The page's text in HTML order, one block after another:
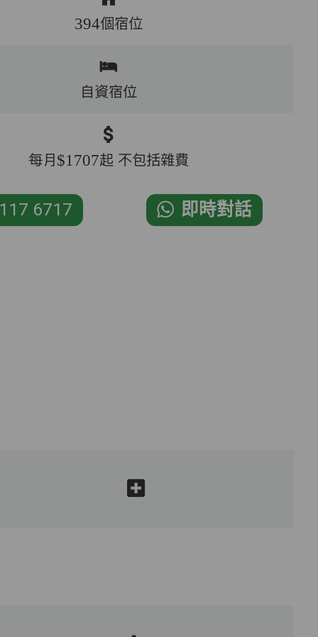
394個宿位
自資宿位
每月$1707起 不包括雜費
6717 即時對話